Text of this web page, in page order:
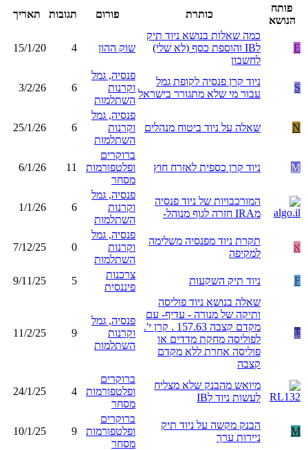
פותח
הנושא
כותרת פורום תגובות תאריך
E
כמה שאלות בנושא ניוד תיק
לIB והוספת כסף (לא שלי)
לחשבון
שוק ההון 4
15/1/20
S
ניוד קרן פנסיה לקופת גמל
עבור מי שלא מתגורר בישראל
פנסיה, גמל
וקרנות
השתלמות
6
3/2/26
N שאלה על ניוד ביטוח מנהלים
פנסיה, גמל
וקרנות
השתלמות
6
25/1/26
M ניוד קרן כספית לאזרח חוץ
ברוקרים
ופלטפורמות
מסחר
11
6/1/26
המורכבויות של ניוד פנסיה
מIRA חזרה לגוף מנוהל-
פנסיה, גמל
וקרנות
השתלמות
6
1/1/26
א
תקרת ניוד מפנסיה משלימה
למקיפה
פנסיה, גמל
וקרנות
השתלמות
0
7/12/25
F ניוד תיק השקעות
צרכנות
פיננסית
5
9/11/25
ע
שאלה בנושא ניוד פוליסה
ותיקה של מנורה - עדיף- עם
מקדם קצבה 157.63 . קרן י'.
לפוליסה מחקת מדדים או
פוליסה אחרת ללא מקדם
קצבה
פנסיה, גמל
וקרנות
השתלמות
9
11/2/25
מיואש מהבנק שלא מצליח
לעשות ניוד לIB
ברוקרים
ופלטפורמות
מסחר
4
24/1/25
M
הבנק מקשה על ניוד תיק
ניירות ערך
ברוקרים
ופלטפורמות
מסחר
9
10/1/25